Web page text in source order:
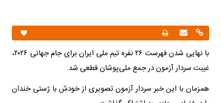
با نهایی شدن فهرست ۲۶ نفره تیم ملی ایران برای جام جهانی ۲۰۲۶،
غیبت سردار آزمون در جمع ملی‌پوشان قطعی شد.
همزمان با این خبر سردار آزمون تصویری از خودش با ژستی خندان